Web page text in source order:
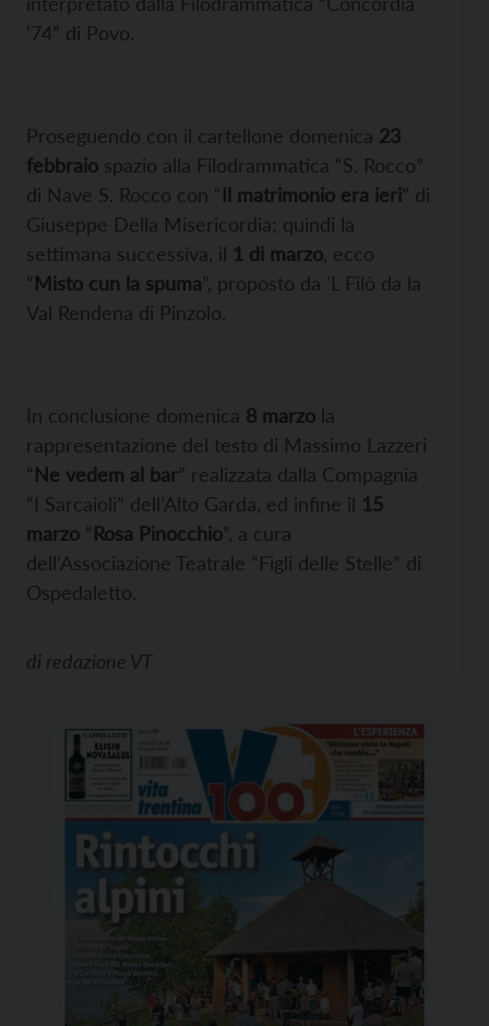
‘74” di Povo.
Proseguendo con il cartellone domenica 23
febbraio spazio alla Filodrammatica “S. Rocco”
di Nave S. Rocco con “Il matrimonio era ieri” di
Giuseppe Della Misericordia; quindi la
settimana successiva, il 1 di marzo , ecco
“Misto cun la spuma”, proposto da ’L Filò da la
Val Rendena di Pinzolo.
In conclusione domenica 8 marzo la
rappresentazione del testo di Massimo Lazzeri
“Ne vedem al bar” realizzata dalla Compagnia
“I Sarcaioli” dell’Alto Garda, ed infine il 15
marzo “Rosa Pinocchio”, a cura
dell’Associazione Teatrale “Figli delle Stelle” di
Ospedaletto.
di redazione VT